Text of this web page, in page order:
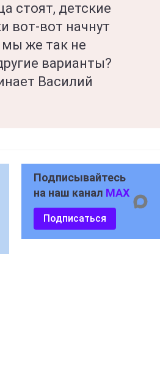
стоят, детские
вот-вот начнут
мы же так не
варианты?
Василий
Подписывайтесь
на наш канал MAX
Подписаться